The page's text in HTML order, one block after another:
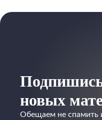
новых
Обещаем не спамить